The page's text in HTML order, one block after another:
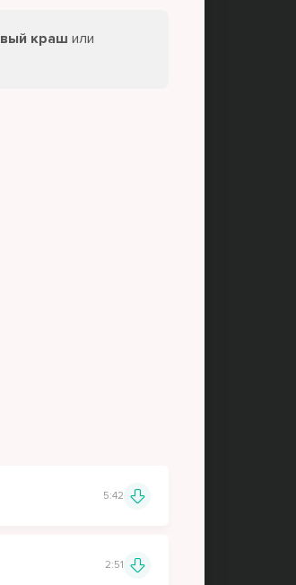
краш или
5:42
2:51